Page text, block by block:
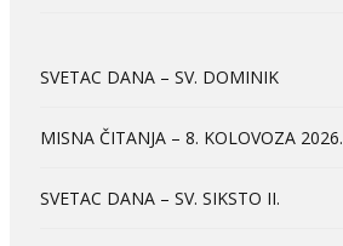
SVETAC DANA – SV. DOMINIK
MISNA ČITANJA – 8. KOLOVOZA 2026.
SVETAC DANA – SV. SIKSTO II.